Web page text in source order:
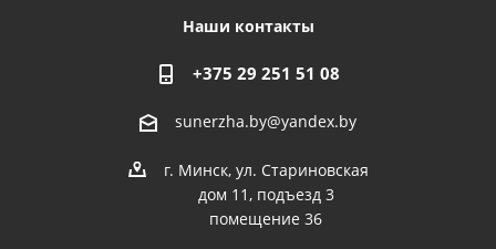
Наши контакты
+375 29 251 51 08
sunerzha.by@yandex.by
г. Минск, ул. Стариновская
дом 11, подъезд 3
помещение 36